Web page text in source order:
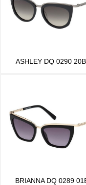
ASHLEY DQ 0290
BRIANNA DQ 0289